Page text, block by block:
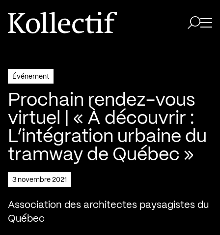
Aller à la page d'accueil
Logo Kollectif
Événement
Prochain rendez-vous
virtuel | « À découvrir :
L’intégration urbaine du
tramway de Québec »
3 novembre 2021
Association des architectes paysagistes du
Québec